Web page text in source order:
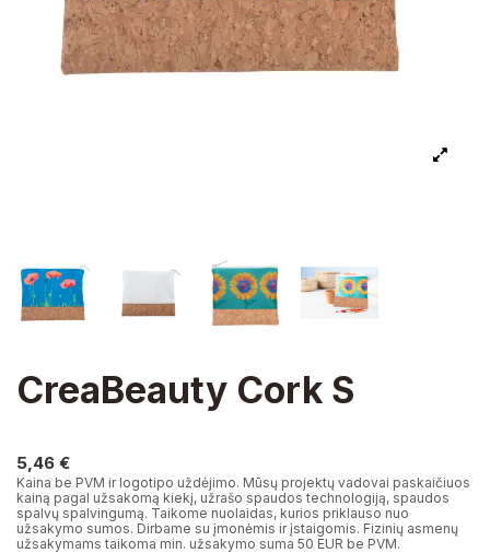
CreaBeauty Cork S
5,46 €
Kaina be PVM ir logotipo uždėjimo. Mūsų projektų vadovai paskaičiuos
kainą pagal užsakomą kiekį, užrašo spaudos technologiją, spaudos
spalvų spalvingumą. Taikome nuolaidas, kurios priklauso nuo
užsakymo sumos. Dirbame su įmonėmis ir įstaigomis. Fizinių asmenų
užsakymams taikoma min. užsakymo suma 50 EUR be PVM.